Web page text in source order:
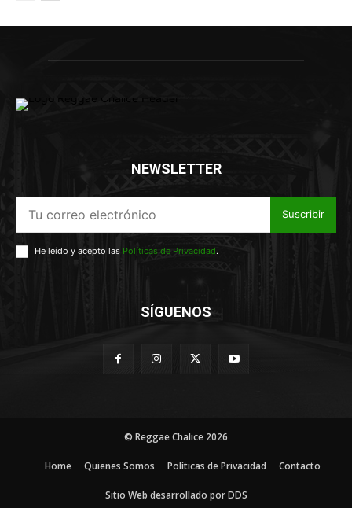
NEWSLETTER
Suscribir
He leído y acepto las Políticas de Privacidad.
SÍGUENOS
© Reggae Chalice 2026
Home Quienes Somos Políticas de Privacidad Contacto
Sitio Web desarrollado por DDS